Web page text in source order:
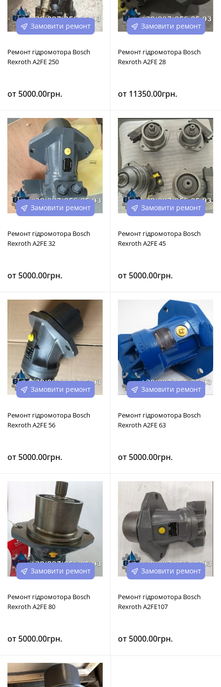
Ремонт гідромотора Bosch
Rexroth A2FE 250
от 5000.00грн.
Замовити ремонт
Ремонт гідромотора Bosch
Rexroth A2FE 28
от 11350.00грн.
Замовити ремонт
Ремонт гідромотора Bosch
Rexroth A2FE 32
от 5000.00грн.
Замовити ремонт
Ремонт гідромотора Bosch
Rexroth A2FE 45
от 5000.00грн.
Замовити ремонт
Ремонт гідромотора Bosch
Rexroth A2FE 56
от 5000.00грн.
Замовити ремонт
Ремонт гідромотора Bosch
Rexroth A2FE 63
от 5000.00грн.
Замовити ремонт
Ремонт гідромотора Bosch
Rexroth A2FE 80
от 5000.00грн.
Замовити ремонт
Ремонт гідромотора Bosch
Rexroth A2FE107
от 5000.00грн.
Замовити ремонт